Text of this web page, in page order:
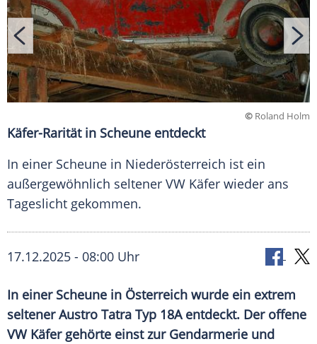
© Roland Holm
Käfer-Rarität in Scheune entdeckt
In einer Scheune in Niederösterreich ist ein
außergewöhnlich seltener VW Käfer wieder ans
Tageslicht gekommen.
17.12.2025 - 08:00 Uhr
In einer Scheune in Österreich wurde ein extrem
seltener Austro Tatra Typ 18A entdeckt. Der offene
VW Käfer gehörte einst zur Gendarmerie und